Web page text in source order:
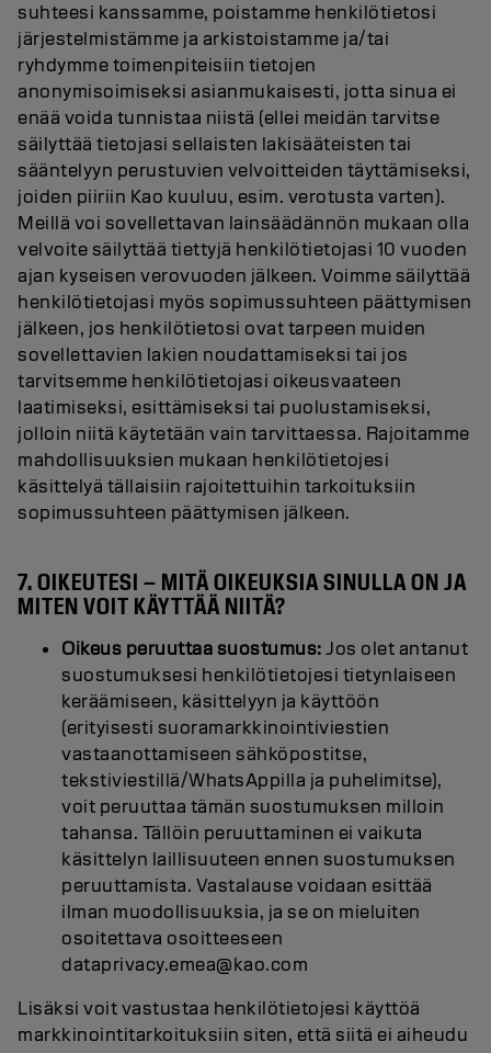
suhteesi kanssamme, poistamme henkilötietosi
järjestelmistämme ja arkistoistamme ja/tai
ryhdymme toimenpiteisiin tietojen
anonymisoimiseksi asianmukaisesti, jotta sinua ei
enää voida tunnistaa niistä (ellei meidän tarvitse
säilyttää tietojasi sellaisten lakisääteisten tai
sääntelyyn perustuvien velvoitteiden täyttämiseksi,
joiden piiriin Kao kuuluu, esim. verotusta varten).
Meillä voi sovellettavan lainsäädännön mukaan olla
velvoite säilyttää tiettyjä henkilötietojasi 10 vuoden
ajan kyseisen verovuoden jälkeen. Voimme säilyttää
henkilötietojasi myös sopimussuhteen päättymisen
jälkeen, jos henkilötietosi ovat tarpeen muiden
sovellettavien lakien noudattamiseksi tai jos
tarvitsemme henkilötietojasi oikeusvaateen
laatimiseksi, esittämiseksi tai puolustamiseksi,
jolloin niitä käytetään vain tarvittaessa. Rajoitamme
mahdollisuuksien mukaan henkilötietojesi
käsittelyä tällaisiin rajoitettuihin tarkoituksiin
sopimussuhteen päättymisen jälkeen.
7. OIKEUTESI – MITÄ OIKEUKSIA SINULLA ON JA
MITEN VOIT KÄYTTÄÄ NIITÄ?
Oikeus peruuttaa suostumus:Jos olet antanut
suostumuksesi henkilötietojesi tietynlaiseen
keräämiseen, käsittelyyn ja käyttöön
(erityisesti suoramarkkinointiviestien
vastaanottamiseen sähköpostitse,
tekstiviestillä/WhatsAppilla ja puhelimitse),
voit peruuttaa tämän suostumuksen milloin
tahansa. Tällöin peruuttaminen ei vaikuta
käsittelyn laillisuuteen ennen suostumuksen
peruuttamista. Vastalause voidaan esittää
ilman muodollisuuksia, ja se on mieluiten
osoitettava osoitteeseen
dataprivacy.emea@kao.com
Lisäksi voit vastustaa henkilötietojesi käyttöä
markkinointitarkoituksiin siten, että siitä ei aiheudu